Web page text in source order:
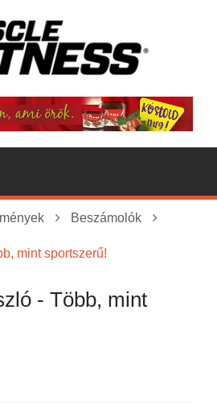
Beszámolók
mint sportszerű!
- Több, mint